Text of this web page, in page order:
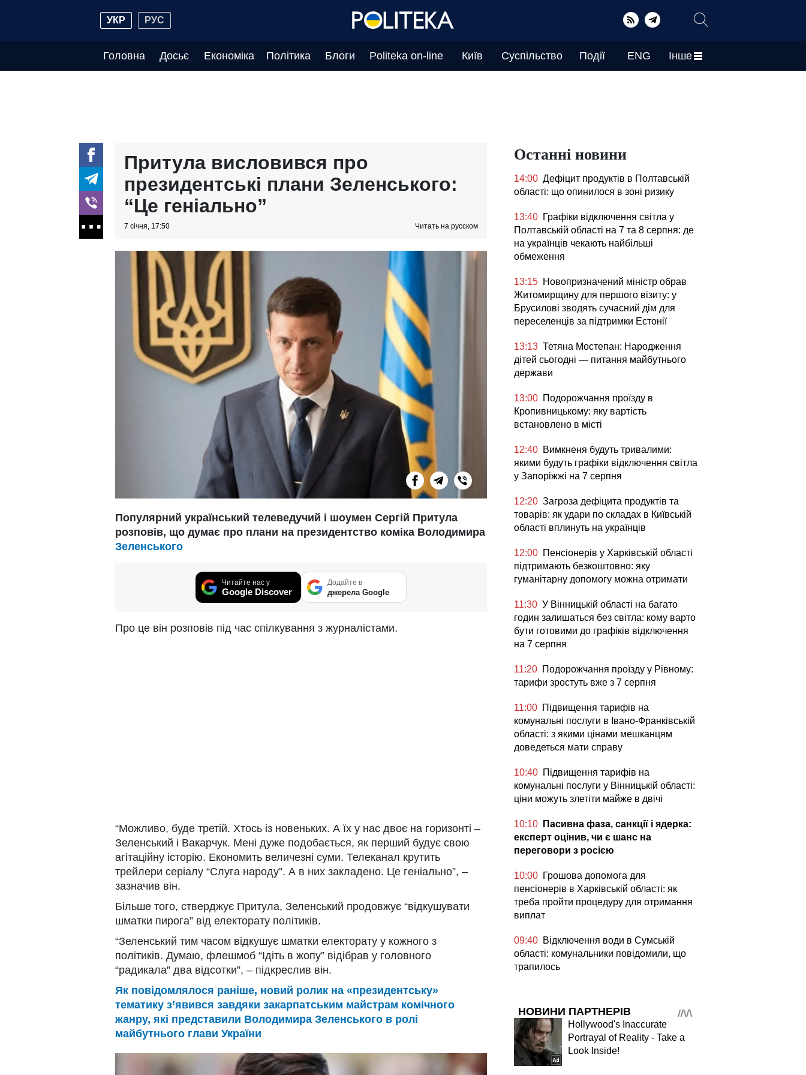
УКР РУС
Головна Досьє Економіка Політика Блоги Politeka on-line Київ Суспільство Події ENG Інше
Притула висловився про
президентські плани Зеленського:
“Це геніально”
7 січня, 17:50 Читать на русском
Популярний український телеведучий і шоумен Сергій Притула
розповів, що думає про плани на президентство коміка Володимира
Зеленського
Читайте нас у
Google Discover
Додайте в
джерела Google
Про це він розповів під час спілкування з журналістами.
“Можливо, буде третій. Хтось із новеньких. А їх у нас двоє на горизонті –
Зеленський і Вакарчук. Мені дуже подобається, як перший будує свою
агітаційну історію. Економить величезні суми. Телеканал крутить
трейлери серіалу “Слуга народу”. А в них закладено. Це геніально”, –
зазначив він.
Більше того, стверджує Притула, Зеленський продовжує “відкушувати
шматки пирога” від електорату політиків.
“Зеленський тим часом відкушує шматки електорату у кожного з
політиків. Думаю, флешмоб “Ідіть в жопу” відібрав у головного
“радикала” два відсотки”, – підкреслив він.
Як повідомлялося раніше, новий ролик на «президентську»
тематику з’явився завдяки закарпатським майстрам комічного
жанру, які представили Володимира Зеленського в ролі
майбутнього глави України
Останні новини
14:00 Дефіцит продуктів в Полтавській
області: що опинилося в зоні ризику
13:40 Графіки відключення світла у
Полтавській області на 7 та 8 серпня: де
на українців чекають найбільші
обмеження
13:15 Новопризначений міністр обрав
Житомирщину для першого візиту: у
Брусилові зводять сучасний дім для
переселенців за підтримки Естонії
13:13 Тетяна Мостепан: Народження
дітей сьогодні — питання майбутнього
держави
13:00 Подорожчання проїзду в
Кропивницькому: яку вартість
встановлено в місті
12:40 Вимкненя будуть тривалими:
якими будуть графіки відключення світла
у Запоріжжі на 7 серпня
12:20 Загроза дефіцита продуктів та
товарів: як удари по складах в Київській
області вплинуть на українців
12:00 Пенсіонерів у Харківській області
підтримають безкоштовно: яку
гуманітарну допомогу можна отримати
11:30 У Вінницькій області на багато
годин залишаться без світла: кому варто
бути готовими до графіків відключення
на 7 серпня
11:20 Подорожчання проїзду у Рівному:
тарифи зростуть вже з 7 серпня
11:00 Підвищення тарифів на
комунальні послуги в Івано-Франківській
області: з якими цінами мешканцям
доведеться мати справу
10:40 Підвищення тарифів на
комунальні послуги у Вінницькій області:
ціни можуть злетіти майже в двічі
10:10
Пасивна фаза, санкції і ядерка:
експерт оцінив, чи є шанс на
переговори з росією
10:00 Грошова допомога для
пенсіонерів в Харківській області: як
треба пройти процедуру для отримання
виплат
09:40 Відключення води в Сумській
області: комунальники повідомили, що
трапилось
НОВИНИ ПАРТНЕРІВ
Hollywood's Inaccurate
Portrayal of Reality - Take a
Look Inside!